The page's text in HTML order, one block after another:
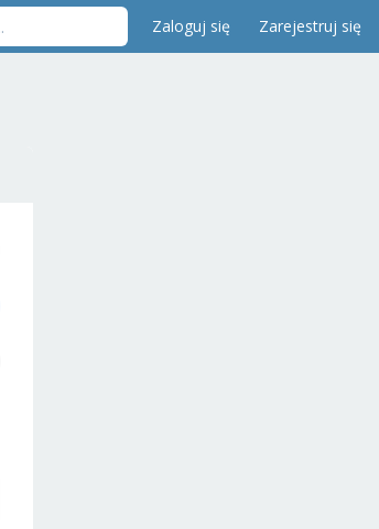
Zaloguj się Zarejestruj się